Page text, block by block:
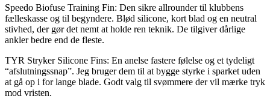
Speedo Biofuse Training Fin: Den sikre allrounder til klubbens
fælleskasse og til begyndere. Blød silicone, kort blad og en neutral
stivhed, der gør det nemt at holde ren teknik. De tilgiver dårlige
ankler bedre end de fleste.
TYR Stryker Silicone Fins: En anelse fastere følelse og et tydeligt
“afslutningssnap”. Jeg bruger dem til at bygge styrke i sparket uden
at gå op i for lange blade. Godt valg til svømmere der vil mærke tryk
mod vristen.